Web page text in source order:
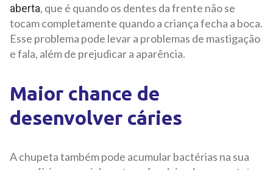
aberta, que é quando os dentes da frente não se
tocam completamente quando a criança fecha a boca.
Esse problema pode levar a problemas de mastigação
e fala, além de prejudicar a aparência.
Maior chance de
desenvolver cáries
A chupeta também pode acumular bactérias na sua